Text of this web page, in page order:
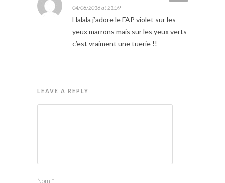
04/08/2016 at 21:59
Halala j’adore le FAP violet sur les
yeux marrons mais sur les yeux verts
c’est vraiment une tuerie !!
LEAVE A REPLY
Nom *